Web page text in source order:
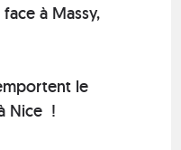
à Massy,
le
Nice !